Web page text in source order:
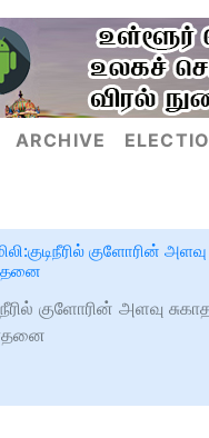
ARCHIVE
குளோரின்
குளோரின் அளவு